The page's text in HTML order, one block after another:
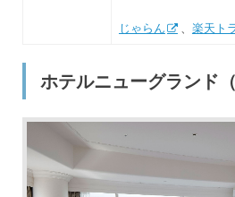
じゃらん 楽天ト
ホテルニューグランド（